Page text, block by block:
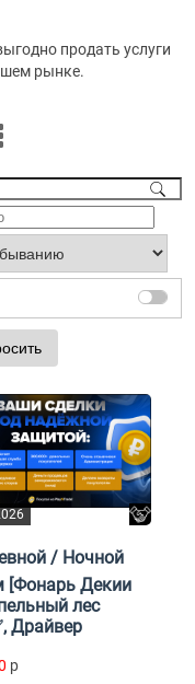
продать услуги
рынке.
/ Ночной
[Фонарь Декии
лес
Драйвер
p